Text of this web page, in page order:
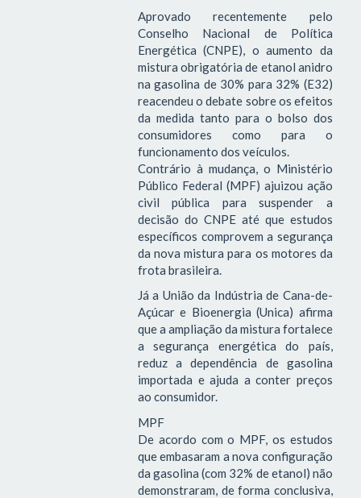
Aprovado recentemente pelo
Conselho Nacional de Política
Energética (CNPE), o aumento da
mistura obrigatória de etanol anidro
na gasolina de 30% para 32% (E32)
reacendeu o debate sobre os efeitos
da medida tanto para o bolso dos
consumidores como para o
funcionamento dos veículos.
Contrário à mudança, o Ministério
Público Federal (MPF) ajuizou ação
civil pública para suspender a
decisão do CNPE até que estudos
específicos comprovem a segurança
da nova mistura para os motores da
frota brasileira.
Já a União da Indústria de Cana-de-
Açúcar e Bioenergia (Unica) afirma
que a ampliação da mistura fortalece
a segurança energética do país,
reduz a dependência de gasolina
importada e ajuda a conter preços
ao consumidor.
MPF
De acordo com o MPF, os estudos
que embasaram a nova configuração
da gasolina (com 32% de etanol) não
demonstraram, de forma conclusiva,